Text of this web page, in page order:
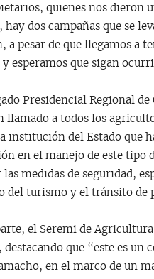
quienes nos dieron
hay dos campañas que se
a pesar de que llegamos a
esperamos que sigan
Presidencial Regional
llamado a todos los
institución del Estado que
en el manejo de este tipo
medidas de seguridad,
del turismo y el tránsito de
el Seremi de
destacando que “este es
en el marco de un